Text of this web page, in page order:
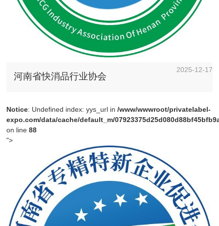
河南省快消品行业协会
2025-12-17
Notice: Undefined index: yys_url in/www/wwwroot/privatelabel-
expo.com/data/cache/default_m/
on line88
">